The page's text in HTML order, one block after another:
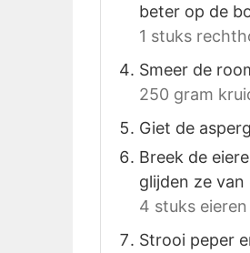
beter op de
1 stuks
Smeer de
250 gram
Giet de
Breek de
glijden ze
4 stuks eieren
Strooi peper